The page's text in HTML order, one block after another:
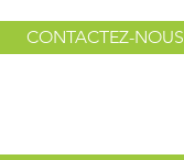
CONTACTEZ-NOUS